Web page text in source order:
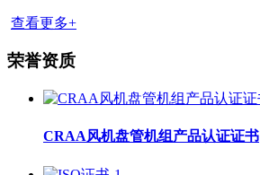
查看更多+
荣誉资质
CRAA风机盘管机组产品认证证书